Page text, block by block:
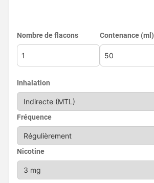
Nombre de flacons Contenance (ml)
Inhalation
Fréquence
Nicotine